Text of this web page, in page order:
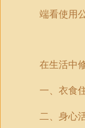
端看使用
在生活中
一、衣食
二、身心